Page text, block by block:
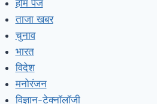
होम पेज
ताजा खबर
चुनाव
भारत
विदेश
मनोरंजन
विज्ञान-टेक्नॉलॉजी